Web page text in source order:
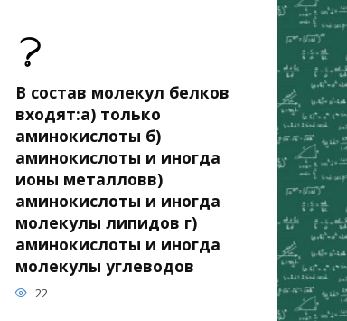
В состав молекул белков
входят:а) только
аминокислоты б)
аминокислоты и иногда
ионы металловв)
аминокислоты и иногда
молекулы липидов г)
аминокислоты и иногда
молекулы углеводов
22